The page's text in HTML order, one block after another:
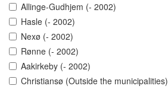
Allinge-Gudhjem (- 2002)
Hasle (- 2002)
Nexø (- 2002)
Rønne (- 2002)
Aakirkeby (- 2002)
Christiansø (Outside the municipalities)